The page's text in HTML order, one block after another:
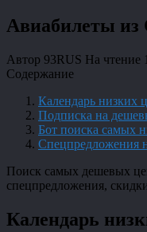
Авиабилеты из
Автор 93RUS На чтение
Содержание
Календарь низких
Подписка на
Бот поиска самых
Спецпредложения
Поиск самых дешевых
спецпредложения,
Календарь